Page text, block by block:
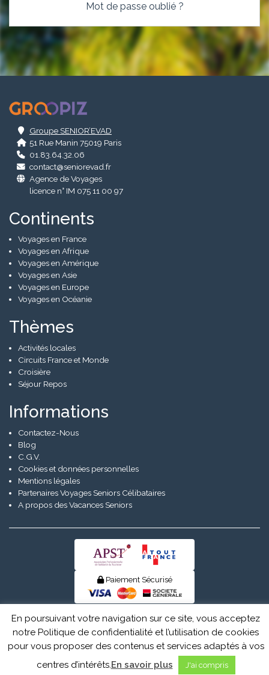
Mot de passe oublié ?
Groupe SENIOR’EVAD
51 Rue Manin 75019 Paris
01.83.64.32.06
contact@seniorevad.fr
Agence de Voyages
licence n° IM 075 11 00 97
Continents
Voyages en France
Voyages en Afrique
Voyages en Amérique
Voyages en Asie
Voyages en Europe
Voyages en Océanie
Thèmes
Activités locales
Circuits France et Monde
Croisière
Séjour Repos
Informations
Contactez-Nous
Blog
C.G.V.
Cookies et données personnelles
Mentions légales
Partenaires Voyages Seniors Célibataires
A propos des Vacances Seniors
Paiement Sécurisé
En poursuivant votre navigation sur ce site, vous acceptez
notre Politique de confidentialité et l’utilisation de cookies
pour vous proposer des contenus et services adaptés à vos
centres d’intérêts.En savoir plus J'ai compris